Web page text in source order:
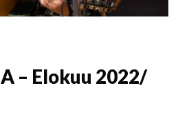
– Elokuu 2022/